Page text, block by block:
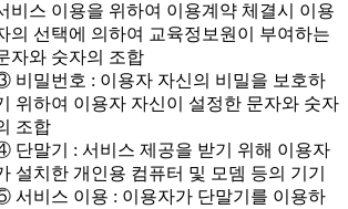
비스 이용을 위하여 이용계약 체결시 이용
의 선택에 의하여 교육정보원이 부여하는
자와 숫자의 조합
비밀번호 : 이용자 자신의 비밀을 보호하
위하여 이용자 자신이 설정한 문자와 숫자
조합
단말기 : 서비스 제공을 받기 위해 이용자
설치한 개인용 컴퓨터 및 모뎀 등의 기기
서비스 이용 : 이용자가 단말기를 이용하